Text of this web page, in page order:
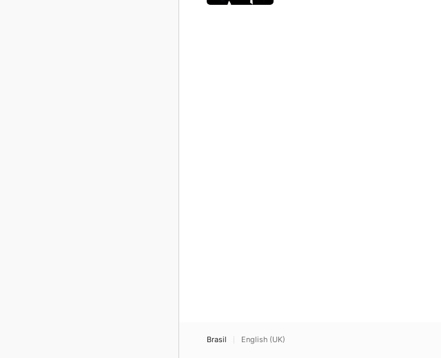
Brasil English (UK)